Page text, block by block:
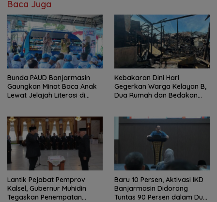
Baca Juga
Bunda PAUD Banjarmasin
Gaungkan Minat Baca Anak
Lewat Jelajah Literasi di
Kebakaran Dini Hari
Gegerkan Warga Kelayan B,
Dua Rumah dan Bedakan
Lantik Pejabat Pemprov
Kalsel, Gubernur Muhidin
Tegaskan Penempatan
Baru 10 Persen, Aktivasi IKD
Banjarmasin Didorong
Tuntas 90 Persen dalam Dua